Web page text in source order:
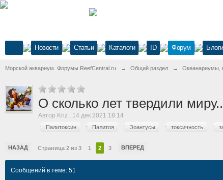
Новости Статьи Каталоги ID Форум Блоги
Морской аквариум. Форумы ReefCentral.ru → Общий раздел → Океанариумы,
О сколько лет твердили
Автор Kriz , 14 дек 2021 18:14
Палитоксин Палитоя Зоантусы токсичность
НАЗАД Страница 2 из 3 1 2 3 ВПЕРЕД
Сообщений в теме: 51